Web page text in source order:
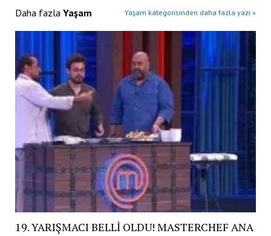
Daha fazla Yaşam Yaşam kategorisinden daha fazla yazı »
19. YARIŞMACI BELLİ OLDU! MASTERCHEF ANA